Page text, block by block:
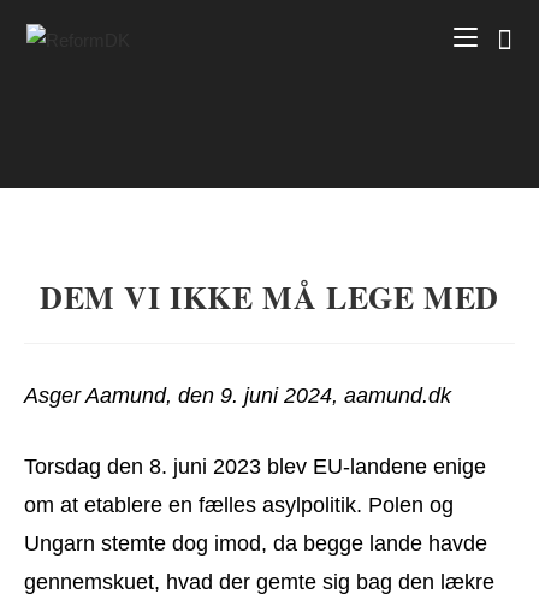
DEM VI IKKE MÅ LEGE MED
Asger Aamund, den 9. juni 2024, aamund.dk
Torsdag den 8. juni 2023 blev EU-landene enige
om at etablere en fælles asylpolitik. Polen og
Ungarn stemte dog imod, da begge lande havde
gennemskuet, hvad der gemte sig bag den lækre